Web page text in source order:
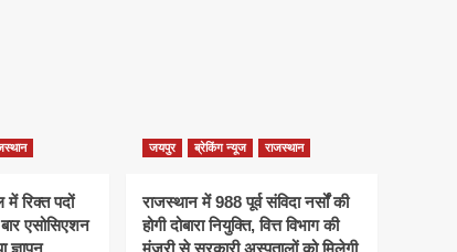
रिक्त पदों
एसोसिएशन
जयपुर ब्रेकिंग न्यूज राजस्थान
राजस्थान में 988 पूर्व संविदा नर्सों की
होगी दोबारा नियुक्ति, वित्त विभाग की